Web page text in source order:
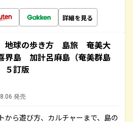
詳細を見る
地球の歩き方 島旅 奄美大
島 加計呂麻島（奄美群島
５訂版
発売
ら遊び方、カルチャーまで、島の